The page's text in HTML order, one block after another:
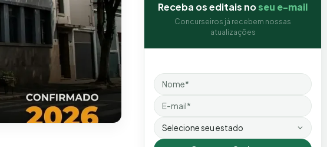
Receba os editais noseu e-mail
Concurseiros já recebem nossas
atualizações
Nome
Email
Estado